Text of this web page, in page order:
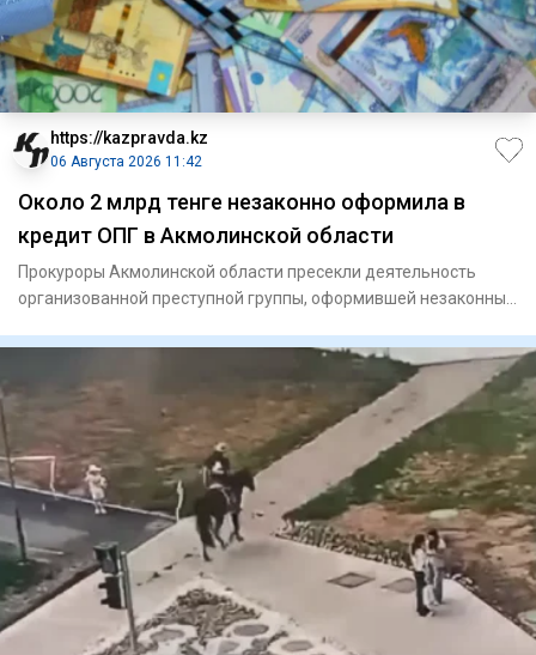
https://kazpravda.kz
06 Августа 2026 11:42
Около 2 млрд тенге незаконно оформила в
кредит ОПГ в Акмолинской области
Прокуроры Акмолинской области пресекли деятельность
организованной преступной группы, оформившей незаконные